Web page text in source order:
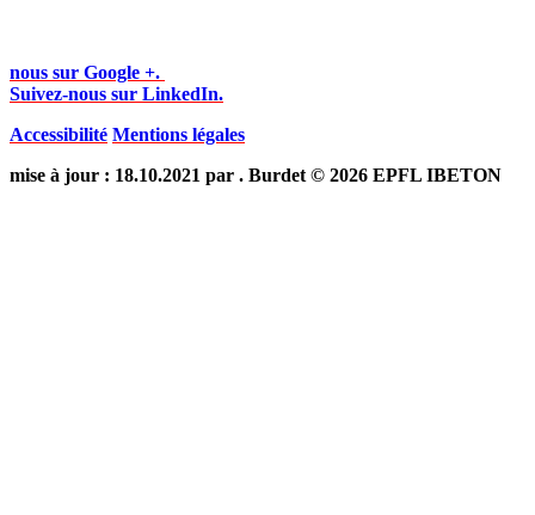
nous sur Google +.
Suivez-nous sur LinkedIn.
Accessibilité Mentions légales
mise à jour : 18.10.2021 par . Burdet © 2026 EPFL IBETON